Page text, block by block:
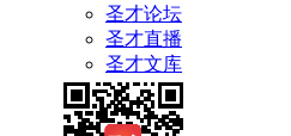
圣才论坛
圣才直播
圣才文库